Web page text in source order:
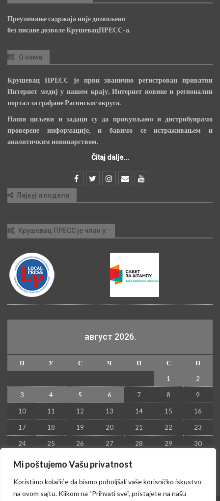
Mi poštujemo Vašu privatnost
Koristimo kolačiće da bismo poboljšali vaše korisničko iskustvo
na ovom sajtu. Klikom na "Prihvati sve", pristajete na našu
Преузимање садржаја није дозвољено
без писане дозволе КрушевацПРЕСС-а.
О нама
Крушевац ПРЕСС је први званично регистрован приватни
Интернет медиј у нашем крају, Интернет новине и регионални
портал за грађане Расинског округа.
Наши циљеви и задаци су да прикупљамо и дистрибуирамо
проверене информације, и бавимо се истраживањем и
аналитичким новинарством.
Čitaj dalje...
Лајкуј и подели
Крушевац ПРЕСС је члан у:
август 2026.
П У С Ч П С
Н
1
2
3 4 5 6 7 8 9
10 11 12 13 14 15 16
17 18 19 20 21 22 23
24 25 26 27 28 29 30
31